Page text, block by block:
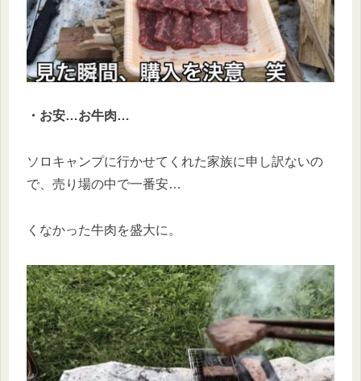
・お安…お牛肉…
ソロキャンプに行かせてくれた家族に申し訳ないの
で、売り場の中で一番安…
くなかった牛肉を盛大に。